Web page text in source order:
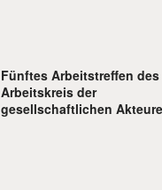
Fünftes Arbeitstreffen des
Arbeitskreis der
gesellschaftlichen Akteure